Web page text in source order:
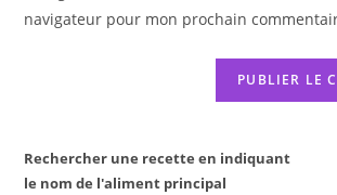
(facultatif)
navigateur pour mon prochain
Rechercher une recette en indiquant
le nom de l'aliment principal